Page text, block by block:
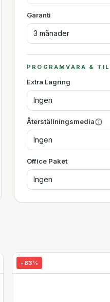
Garanti
3 månader
PROGRAMVARA &
Extra Lagring
Ingen
Återställningsmedia
Ingen
Office Paket
Ingen
- 83%